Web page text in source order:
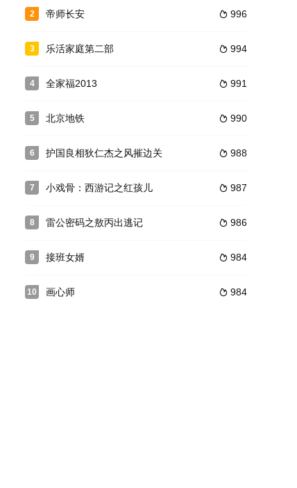
月报备。田厚德曾担任过村党支书，生性耿直，深爱土地，为保
绿皮火车前往湖南向刚刚寻
。前儿些年刀光剑影，兵荒马乱，统治了中国数百年的大清王朝
2  996
帝师长安
3  994
乐活家庭第二部
4  991
全家福2013
5  990
北京地铁
6  988
护国良相狄仁杰之风摧边关
7  987
小戏骨：西游记之红孩儿
8  986
雷公密码之敖丙出逃记
9  984
接班女婿
10  984
画心师